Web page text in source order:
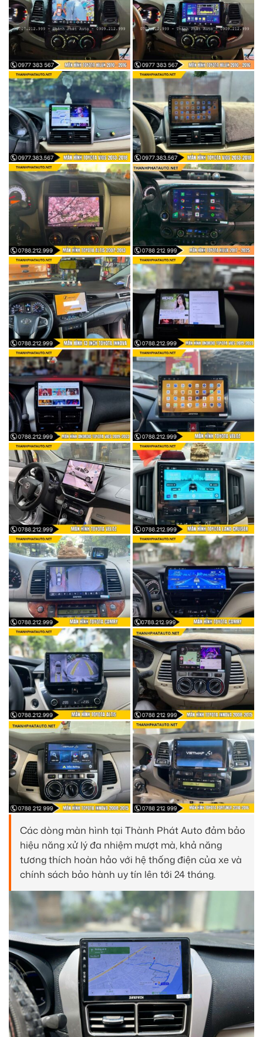
Các dòng màn hình tại Thành Phát Auto đảm bảo
hiệu năng xử lý đa nhiệm mượt mà, khả năng
tương thích hoàn hảo với hệ thống điện của xe và
chính sách bảo hành uy tín lên tới 24 tháng.